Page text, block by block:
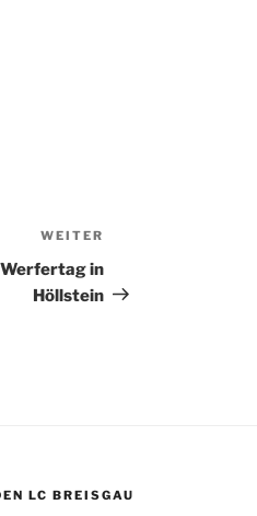
Beitrag
WEITER
in
Höllstein
LC BREISGAU